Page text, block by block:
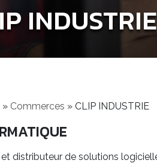
INDUSTRIE
» Commerces » CLIP INDUSTRIE
distributeur de solutions